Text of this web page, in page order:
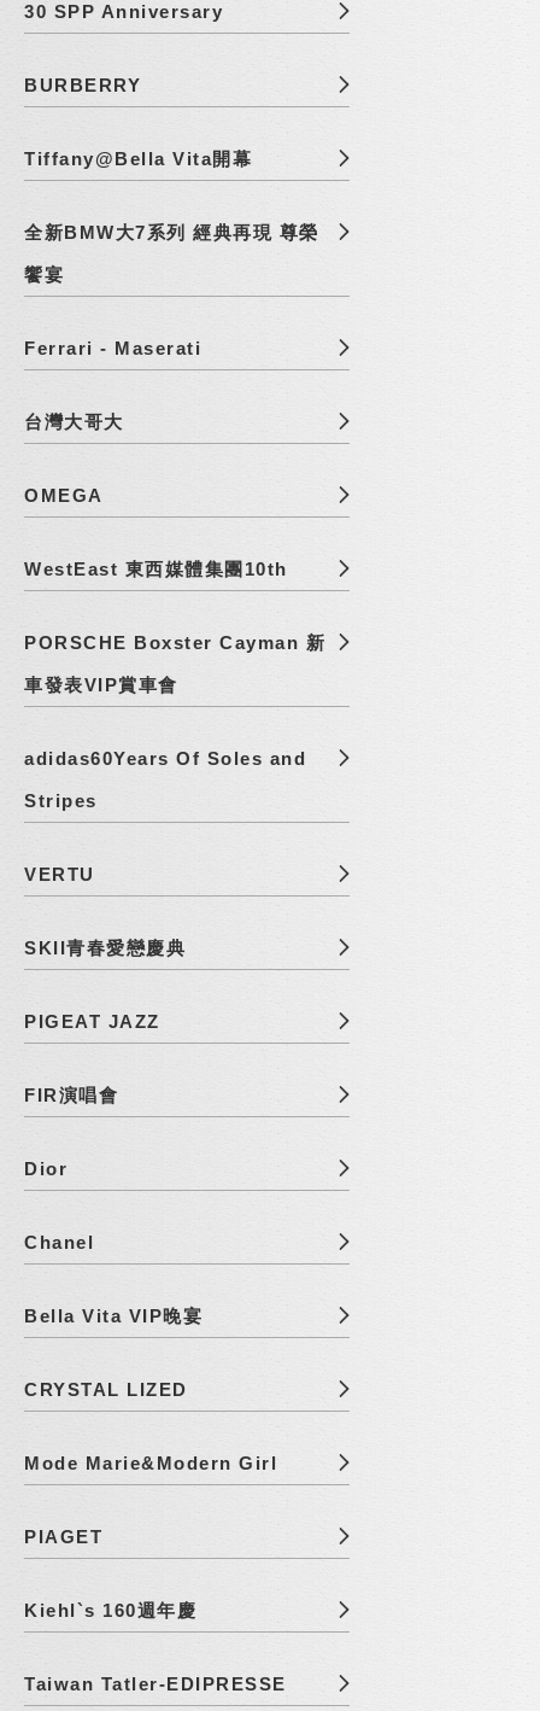
30 SPP Anniversary
BURBERRY
Tiffany@Bella Vita開幕
全新BMW大7系列 經典再現 尊榮
饗宴
Ferrari - Maserati
台灣大哥大
OMEGA
WestEast 東西媒體集團10th
PORSCHE Boxster Cayman 新
車發表VIP賞車會
adidas60Years Of Soles and
Stripes
VERTU
SKII青春愛戀慶典
PIGEAT JAZZ
FIR演唱會
Dior
Chanel
Bella Vita VIP晚宴
CRYSTAL LIZED
Mode Marie&Modern Girl
PIAGET
Kiehl`s 160週年慶
Taiwan Tatler-EDIPRESSE